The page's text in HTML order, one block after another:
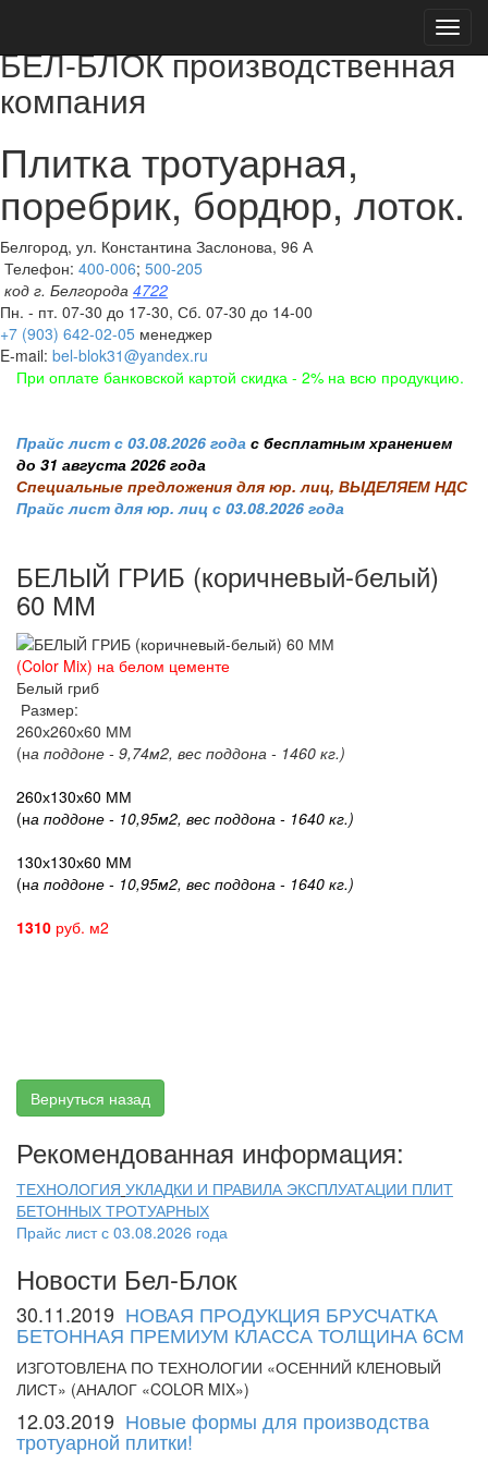
БЕЛ-БЛОК производственная
компания
Плитка тротуарная,
поребрик, бордюр, лоток.
Белгород, ул. Константина Заслонова, 96 А
Телефон: 400-006; 500-205
код г. Белгорода 4722
Пн. - пт. 07-30 до 17-30, Сб. 07-30 до 14-00
+7 (903) 642-02-05 менеджер
E-mail: bel-blok31@yandex.ru
При оплате банковской картой скидка - 2% на всю продукцию.
Прайс лист с 03.08.2026 года с бесплатным хранением
до 31 августа 2026 года
Специальные предложения для юр. лиц, ВЫДЕЛЯЕМ НДС
Прайс лист для юр. лиц с 03.08.2026 года
БЕЛЫЙ ГРИБ (коричневый-белый)
60 ММ
(Color Mix) на белом цементе
Белый гриб
Размер:
260х260х60 ММ
(на поддоне - 9,74м2, вес поддона - 1460 кг.)
260х130х60 ММ
(на поддоне - 10,95м2, вес поддона - 1640 кг.)
130х130х60 ММ
(на поддоне - 10,95м2, вес поддона - 1640 кг.)
1310 руб. м2
Рекомендованная информация:
ТЕХНОЛОГИЯ УКЛАДКИ И ПРАВИЛА ЭКСПЛУАТАЦИИ ПЛИТ
БЕТОННЫХ ТРОТУАРНЫХ
Прайс лист с 03.08.2026 года
Новости Бел-Блок
30.11.2019 НОВАЯ ПРОДУКЦИЯ БРУСЧАТКА
БЕТОННАЯ ПРЕМИУМ КЛАССА ТОЛЩИНА 6СМ
ИЗГОТОВЛЕНА ПО ТЕХНОЛОГИИ «ОСЕННИЙ КЛЕНОВЫЙ
ЛИСТ» (АНАЛОГ «COLOR MIX»)
12.03.2019 Новые формы для производства
тротуарной плитки!